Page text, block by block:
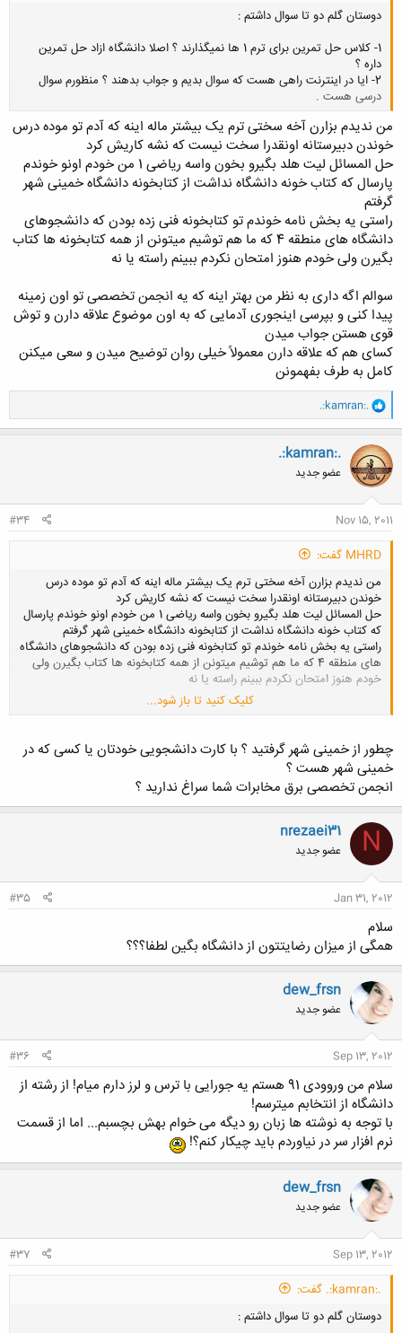
دوستان گلم دو تا سوال داشتم :
1- کلاس حل تمرین برای ترم 1 ها نمیگذارند ؟ اصلا دانشگاه ازاد حل تمرین
داره ؟
2- ایا در اینترنت راهی هست که سوال بدیم و جواب بدهند ؟ منظورم سوال
درسی هست .
کلیک کنید تا باز شود...
من ندیدم بزارن آخه سختی ترم یک بیشتر ماله اینه که آدم تو موده درس
خوندن دبیرستانه اونقدرا سخت نیست که نشه کاریش کرد
حل المسائل لیت هلد بگیرو بخون واسه ریاضی 1 من خودم اونو خوندم
پارسال که کتاب خونه دانشگاه نداشت از کتابخونه دانشگاه خمینی شهر
گرفتم
راستی یه بخش نامه خوندم تو کتابخونه فنی زده بودن که دانشجوهای
دانشگاه های منطقه 4 که ما هم توشیم میتونن از همه کتابخونه ها کتاب
بگیرن ولی خودم هنوز امتحان نکردم ببینم راسته یا نه
سوالم اگه داری به نظر من بهتر اینه که یه انجمن تخصصی تو اون زمینه
پیدا کنی و بپرسی اینجوری آدمایی که به اون موضوع علاقه دارن و توش
قوی هستن جواب میدن
کسای هم که علاقه دارن معمولاً خیلی روان توضیح میدن و سعی میکنن
کامل به طرف بفهمونن
و
ا
ک
ن
ش
ه
ا
.:kamran:.
.:kamran:.
عضو جدید
Nov 15, 2011
#34
MHRD گفت:
من ندیدم بزارن آخه سختی ترم یک بیشتر ماله اینه که آدم تو موده درس
خوندن دبیرستانه اونقدرا سخت نیست که نشه کاریش کرد
حل المسائل لیت هلد بگیرو بخون واسه ریاضی 1 من خودم اونو خوندم پارسال
که کتاب خونه دانشگاه نداشت از کتابخونه دانشگاه خمینی شهر گرفتم
راستی یه بخش نامه خوندم تو کتابخونه فنی زده بودن که دانشجوهای دانشگاه
های منطقه 4 که ما هم توشیم میتونن از همه کتابخونه ها کتاب بگیرن ولی
خودم هنوز امتحان نکردم ببینم راسته یا نه
سوالم اگه داری به نظر من بهتر اینه که یه انجمن تخصصی تو اون زمینه پیدا
هستن جواب میدن
کسای هم که علاقه دارن معمولاً خیلی روان توضیح میدن و سعی میکنن کامل
به طرف بفهمونن
کلیک کنید تا باز شود...
چطور از خمینی شهر گرفتید ؟ با کارت دانشجویی خودتان یا کسی که در
خمینی شهر هست ؟
انجمن تخصصی برق مخابرات شما سراغ ندارید ؟
N
nrezaei31
عضو جدید
Jan 31, 2012
#35
سلام
همگی از میزان رضایتتون از دانشگاه بگین لطفا؟؟؟
dew_frsn
عضو جدید
Sep 13, 2012
#36
سلام من وروودی 91 هستم یه جورایی با ترس و لرز دارم میام! از رشته از
دانشگاه از انتخابم میترسم!
با توجه به نوشته ها زبان رو دیگه می خوام بهش بچسبم... اما از قسمت
نرم افزار سر در نیاوردم باید چیکار کنم؟!
dew_frsn
عضو جدید
Sep 13, 2012
#37
.:kamran:. گفت:
دوستان گلم دو تا سوال داشتم :